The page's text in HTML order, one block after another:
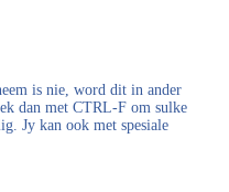
is nie, word dit in ander
dan met CTRL-F om sulke
Jy kan ook met spesiale